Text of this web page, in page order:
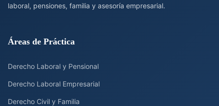
laboral, pensiones, familia y asesoría empresarial.
Áreas de Práctica
Derecho Laboral y Pensional
Derecho Laboral Empresarial
Derecho Civil y Familia